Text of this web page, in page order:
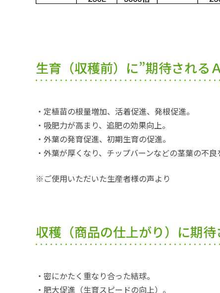
生育（収穫前）に”期待される
・定植苗の根量増加、活着促進、発根促進。
・吸肥力が高まり、追肥の効果向上。
・外葉の発育促進、初期生育の促進。
・外葉が厚くなり、チップバーンなどの茎葉の不良
※ご使用いただいた生産者様の声より
収穫（商品の仕上がり）に期
・密にかたく重なり合った結球。
・肥大促進（生育スピードの向上）。